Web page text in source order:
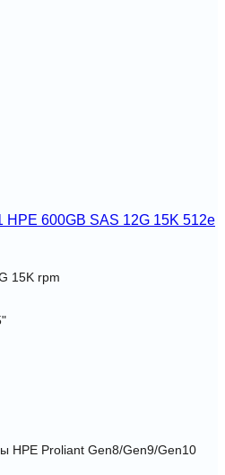
HPE 600GB SAS 12G 15K 512e
15K rpm
HPE Proliant Gen8/Gen9/Gen10